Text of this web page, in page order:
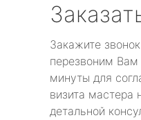
Закажите
перезвоним Вам
минуты для
визита мастера
детальной